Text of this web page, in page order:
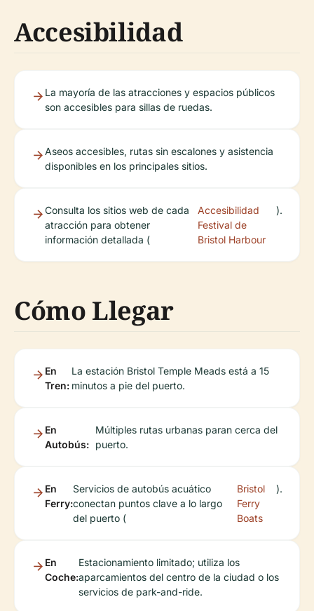
Accesibilidad
La mayoría de las atracciones y espacios públicos
son accesibles para sillas de ruedas.
Aseos accesibles, rutas sin escalones y asistencia
disponibles en los principales sitios.
Consulta los sitios web de cada
atracción para obtener
información detallada (
Accesibilidad
Festival de
Bristol Harbour
).
Cómo Llegar
En
Tren:
La estación Bristol Temple Meads está a 15
minutos a pie del puerto.
En
Autobús:
Múltiples rutas urbanas paran cerca del
puerto.
En
Ferry:
Servicios de autobús acuático
conectan puntos clave a lo largo
del puerto (
Bristol
Ferry
Boats
).
En
Coche:
Estacionamiento limitado; utiliza los
aparcamientos del centro de la ciudad o los
servicios de park-and-ride.